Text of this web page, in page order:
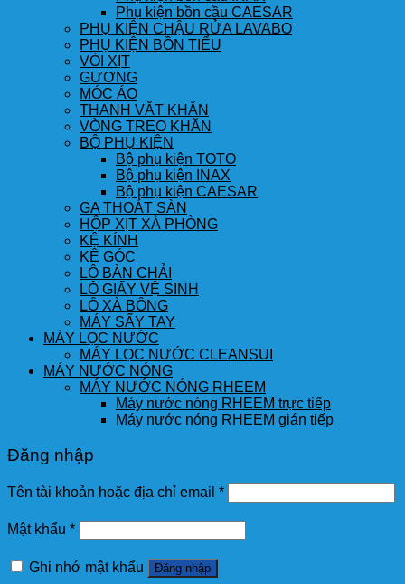
Phụ kiện bồn cầu CAESAR
PHỤ KIỆN CHẬU RỬA LAVABO
PHỤ KIỆN BỒN TIỂU
VÒI XỊT
GƯƠNG
MÓC ÁO
THANH VẮT KHĂN
VÒNG TREO KHĂN
BỘ PHỤ KIỆN
Bộ phụ kiện TOTO
Bộ phụ kiện INAX
Bộ phụ kiện CAESAR
GA THOÁT SÀN
HỘP XỊT XÀ PHÒNG
KỆ KÍNH
KỆ GÓC
LÔ BÀN CHẢI
LÔ GIẤY VỆ SINH
LÔ XÀ BÔNG
MÁY SẤY TAY
MÁY LỌC NƯỚC
MÁY LỌC NƯỚC CLEANSUI
MÁY NƯỚC NÓNG
MÁY NƯỚC NÓNG RHEEM
Máy nước nóng RHEEM trực tiếp
Máy nước nóng RHEEM gián tiếp
Đăng nhập
Tên tài khoản hoặc địa chỉ email *
Mật khẩu *
Ghi nhớ mật khẩu Đăng nhập